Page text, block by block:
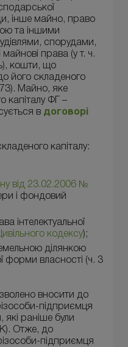
інше майно, право
та іншими
спорудами,
права (у т. ч.
кошти, що
його складеного
Майно, яке
капіталу ФГ –
в договорі
капіталу:
від 23.02.2006 №
і фондовий
інтелектуальної
кодексу);
ділянкою
форми власності (ч. 3
вносити до
підприємця
які раніше були
Отже, до
підприємця